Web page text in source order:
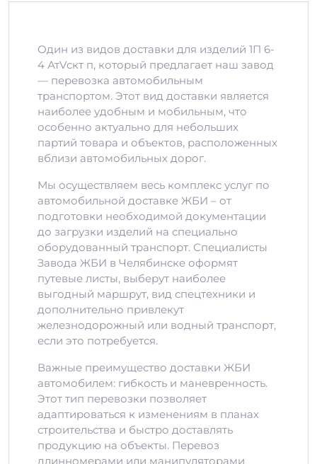
Один из видов доставки для изделий 1П 6-
4 АтVскт п, который предлагает наш завод
— перевозка автомобильным
транспортом. Этот вид доставки является
наиболее удобным и мобильным, что
особенно актуально для небольших
партий товара и объектов, расположенных
вблизи автомобильных дорог.
Мы осуществляем весь комплекс услуг по
автомобильной доставке ЖБИ – от
подготовки необходимой документации
до загрузки изделий на специально
оборудованный транспорт. Специалисты
Завода ЖБИ в Челябинске оформят
путевые листы, выберут наиболее
выгодный маршрут, вид спецтехники и
дополнительно привлекут
железнодорожный или водный транспорт,
если это потребуется.
Важные преимущество доставки ЖБИ
автомобилем: гибкость и маневренность.
Этот тип перевозки позволяет
адаптироваться к изменениям в планах
строительства и быстро доставлять
продукцию на объекты. Перевоз
длинномерами или манипуляторами